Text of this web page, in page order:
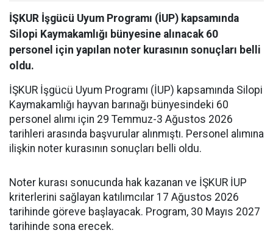
İŞKUR İşgücü Uyum Programı (İUP) kapsamında
Silopi Kaymakamlığı bünyesine alınacak 60
personel için yapılan noter kurasının sonuçları belli
oldu.
İŞKUR İşgücü Uyum Programı (İUP) kapsamında Silopi
Kaymakamlığı hayvan barınağı bünyesindeki 60
personel alımı için 29 Temmuz-3 Ağustos 2026
tarihleri arasında başvurular alınmıştı. Personel alımına
ilişkin noter kurasının sonuçları belli oldu.
Noter kurası sonucunda hak kazanan ve İŞKUR İUP
kriterlerini sağlayan katılımcılar 17 Ağustos 2026
tarihinde göreve başlayacak. Program, 30 Mayıs 2027
tarihinde sona erecek.